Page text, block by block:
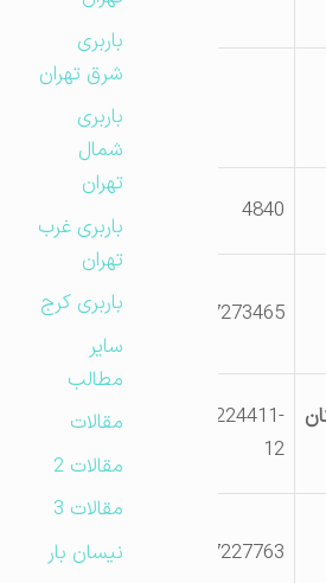
اردکان شهرک
صنعتی تلفن
7223722
4840
اردکان جاده نائین
جنب اداره راه ترابری
3527273465
یزداردکان خ
صدرآبادقدیم جنب
منزل حسن شاکر
03527224411-
یزد اردکان خ آیت ا…
طالقانی تقاطع
بلواربهشتی
3527227763
یزداردکان بلوارمعلم
پشت بیمارستان
باربری
شرق تهران
باربری
شمال
تهران
باربری غرب
تهران
باربری کرج
مطالب
مقالات
مقالات 2
مقالات 3
نیسان بار